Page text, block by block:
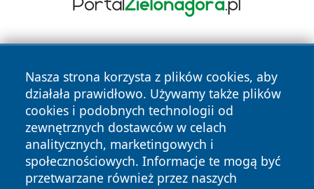
Nasza strona korzysta z plików cookies, aby
działała prawidłowo. Używamy także plików
cookies i podobnych technologii od
zewnętrznych dostawców w celach
analitycznych, marketingowych i
społecznościowych. Informacje te mogą być
przetwarzane również przez naszych
Copyright © 2026 wrotachorzowa.pl Wszystkie prawa
zastrzeżone.